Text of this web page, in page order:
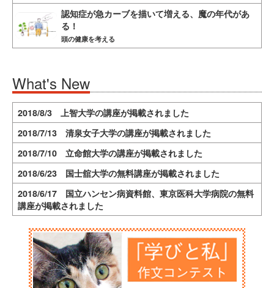
認知症が急カーブを描いて増える、魔の年代があ
る！
頭の健康を考える
What's New
2018/8/3 上智大学の講座が掲載されました
2018/7/13 清泉女子大学の講座が掲載されました
2018/7/10 立命館大学の講座が掲載されました
2018/6/23 国士舘大学の無料講座が掲載されました
2018/6/17 国立ハンセン病資料館、東京医科大学病院の無料
講座が掲載されました